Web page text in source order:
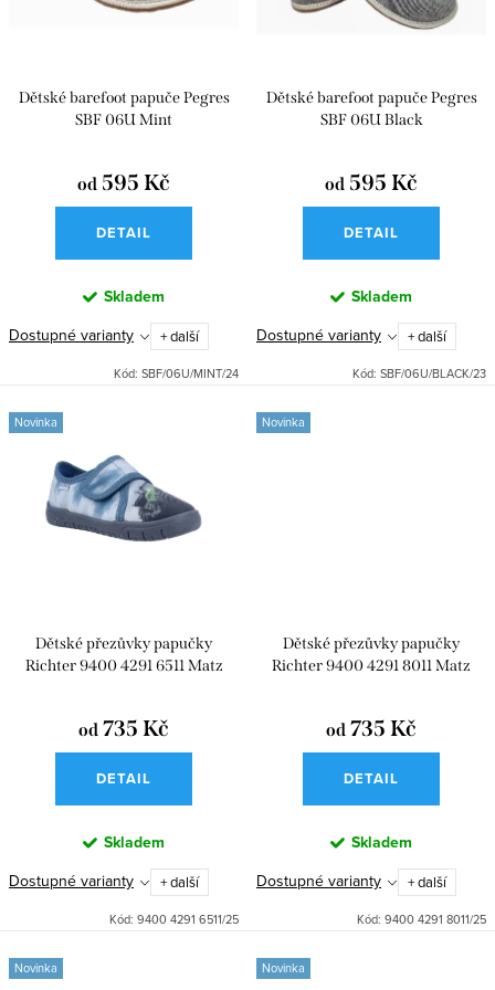
u
o
Dětské barefoot papuče Pegres
SBF 06U Mint
od 595 Kč
DETAIL
Skladem
Dostupné varianty + další
Kód: SBF/06U/MINT/24
Dětské barefoot papuče Pegres
SBF 06U Black
od 595 Kč
DETAIL
Skladem
Dostupné varianty + další
Kód: SBF/06U/BLACK/23
Novinka
Dětské přezůvky papučky
Richter 9400 4291 6511 Matz
od 735 Kč
DETAIL
Skladem
Dostupné varianty + další
Kód: 9400 4291 6511/25
Novinka
Dětské přezůvky papučky
Richter 9400 4291 8011 Matz
od 735 Kč
DETAIL
Skladem
Dostupné varianty + další
Kód: 9400 4291 8011/25
Novinka Novinka